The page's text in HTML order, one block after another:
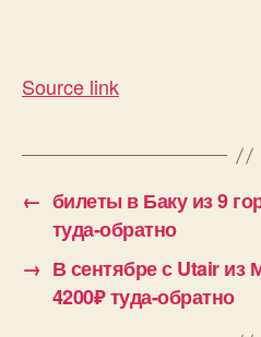
Source link
← билеты в Баку из 9
туда-обратно
→ В сентябре с Utair
4200₽ туда-обратно